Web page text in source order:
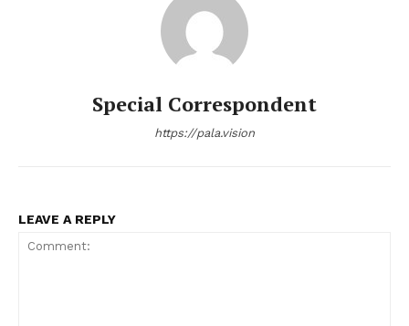
Special Correspondent
https://pala.vision
LEAVE A REPLY